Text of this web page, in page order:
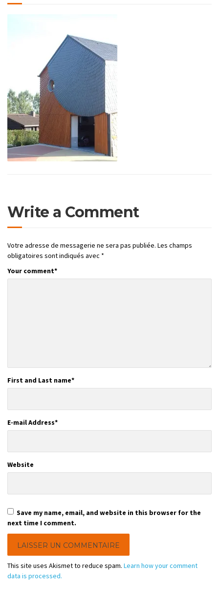
Write a Comment
Votre adresse de messagerie ne sera pas publiée. Les champs
obligatoires sont indiqués avec *
Your comment*
First and Last name*
E-mail Address*
Website
Save my name, email, and website in this browser for the
next time I comment.
This site uses Akismet to reduce spam. Learn how your comment
data is processed.